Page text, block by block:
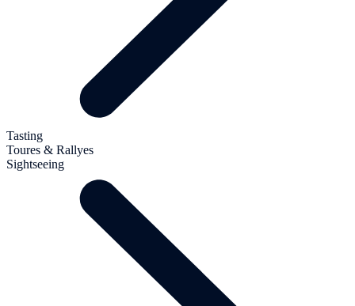
Tasting
Toures & Rallyes
Sightseeing